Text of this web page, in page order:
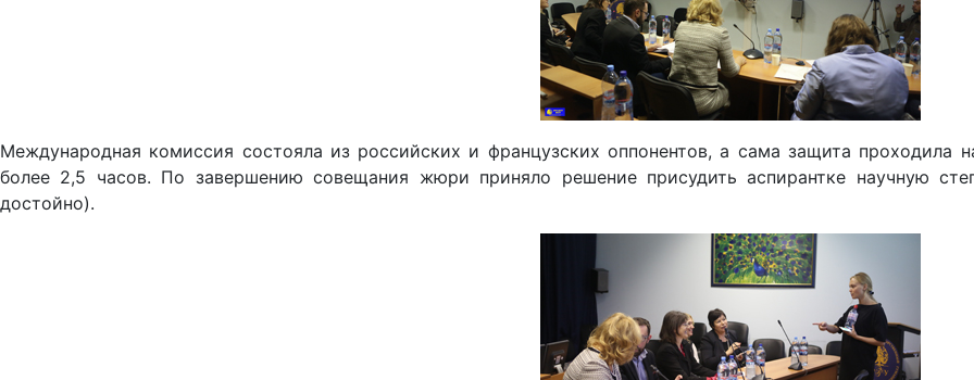
Международная комиссия состояла из российских и французских оппонентов, а сама защита проходила
более 2,5 часов. По завершению совещания жюри приняло решение присудить аспирантке научную
достойно).